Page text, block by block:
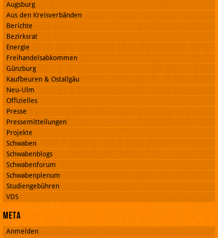
Augsburg
Aus den Kreisverbänden
Berichte
Bezirksrat
Energie
Freihandelsabkommen
Günzburg
Kaufbeuren & Ostallgäu
Neu-Ulm
Offizielles
Presse
Pressemitteilungen
Projekte
Schwaben
Schwabenblogs
Schwabenforum
Schwabenplenum
Studiengebühren
VDS
Meta
Anmelden